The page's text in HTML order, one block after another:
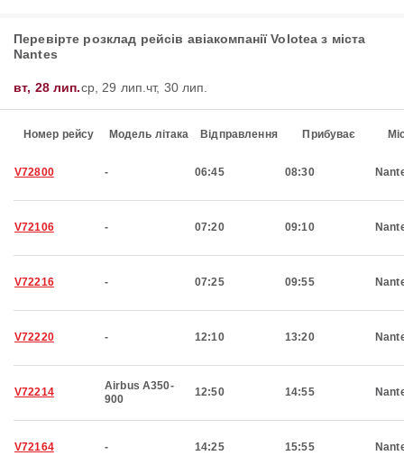
Перевірте розклад рейсів авіакомпанії Volotea з міста
Nantes
вт, 28 лип.ср, 29 лип.чт, 30 лип.
Номер рейсу Модель літака Відправлення Прибуває
V72800 - 06:45 08:30
V72106 - 07:20 09:10
V72216 - 07:25 09:55
V72220 - 12:10 13:20
V72214
Airbus A350-
900
12:50 14:55
V72164 - 14:25 15:55